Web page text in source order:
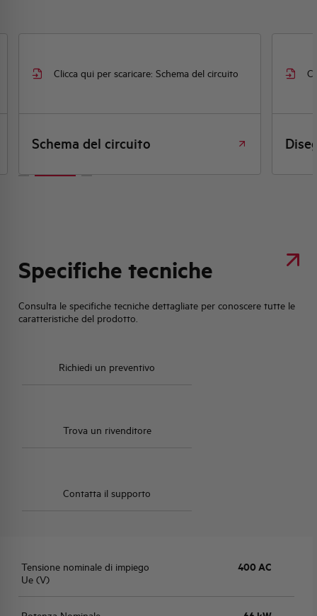
Clicca qui per scaricare: Schema del circuito
Schema del circuito
Specifiche tecniche
Consulta le specifiche tecniche dettagliate per conoscere tutte le
caratteristiche del prodotto.
Richiedi un preventivo
Trova un rivenditore
Contatta il supporto
Tensione nominale di impiego
Ue (V)
400 AC